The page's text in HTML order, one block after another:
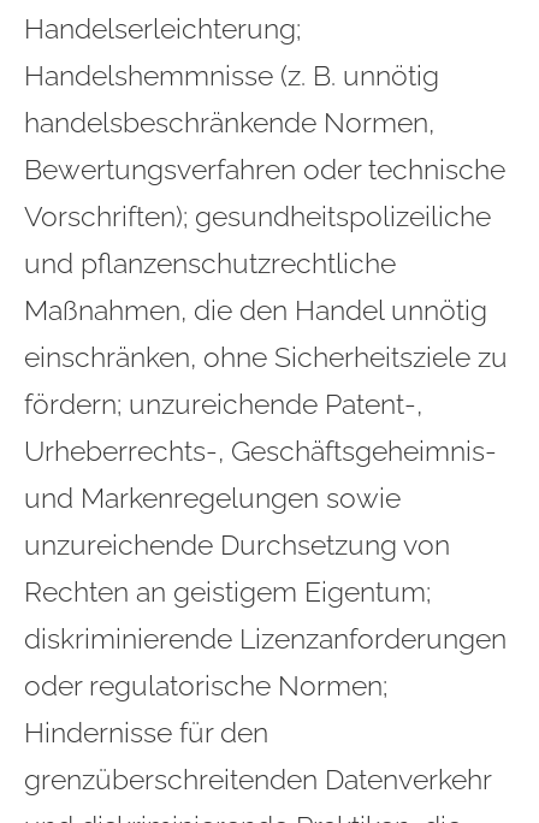
Handelserleichterung;
Handelshemmnisse (z. B. unnötig
handelsbeschränkende Normen,
Bewertungsverfahren oder technische
Vorschriften); gesundheitspolizeiliche
und pflanzenschutzrechtliche
Maßnahmen, die den Handel unnötig
einschränken, ohne Sicherheitsziele zu
fördern; unzureichende Patent-,
Urheberrechts-, Geschäftsgeheimnis-
und Markenregelungen sowie
unzureichende Durchsetzung von
Rechten an geistigem Eigentum;
diskriminierende Lizenzanforderungen
oder regulatorische Normen;
Hindernisse für den
grenzüberschreitenden Datenverkehr